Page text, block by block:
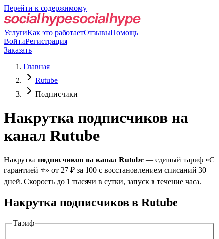
Перейти к содержимому
УслугиКак это работаетОтзывыПомощь
ВойтиРегистрация
Заказать
Главная
Rutube
Подписчики
Накрутка подписчиков на
канал Rutube
Накрутка подписчиков на канал Rutube — единый тариф «С
гарантией ⭐️» от 27 ₽ за 100 с восстановлением списаний 30
дней. Скорость до 1 тысячи в сутки, запуск в течение часа.
Накрутка подписчиков в Rutube
Тариф